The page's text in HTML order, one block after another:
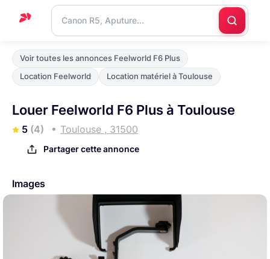
Accueil
Support
contacter
Voir toutes les annonces Feelworld F6 Plus
Location Feelworld
Location matériel à Toulouse
Louer Feelworld F6 Plus à Toulouse
5 (4) Toulouse , 31500
Partager cette annonce
Images